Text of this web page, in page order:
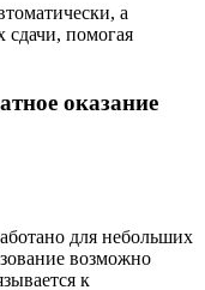
а
сдачи, помогая
оказание
для небольших
возможно
к